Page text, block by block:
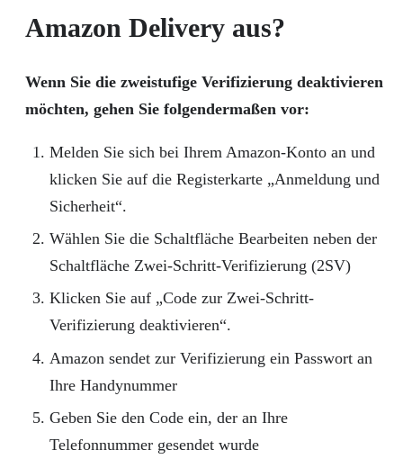
Amazon Delivery aus?
Wenn Sie die zweistufige Verifizierung deaktivieren
möchten, gehen Sie folgendermaßen vor:
Melden Sie sich bei Ihrem Amazon-Konto an und
klicken Sie auf die Registerkarte „Anmeldung und
Sicherheit“.
Wählen Sie die Schaltfläche Bearbeiten neben der
Schaltfläche Zwei-Schritt-Verifizierung (2SV)
Klicken Sie auf „Code zur Zwei-Schritt-
Verifizierung deaktivieren“.
Amazon sendet zur Verifizierung ein Passwort an
Ihre Handynummer
Geben Sie den Code ein, der an Ihre
Telefonnummer gesendet wurde